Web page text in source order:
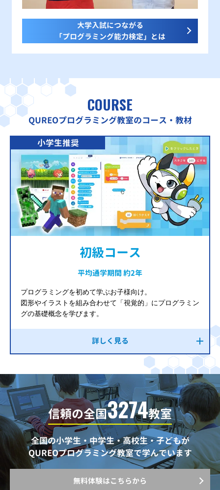
大学入試につながる
「プログラミング能力検定」とは
COURSE
QUREOプログラミング教室のコース・教材
小学生推奨
初級コース
平均通学期間 約2年
プログラミングを初めて学ぶお子様向け。
図形やイラストを組み合わせて「視覚的」にプログラミン
グの基礎概念を学びます。
詳しく見る
信頼の全国3274教室
全国の小学生・中学生・高校生・子どもが
QUREOプログラミング教室で学んでいます
無料体験はこちらから